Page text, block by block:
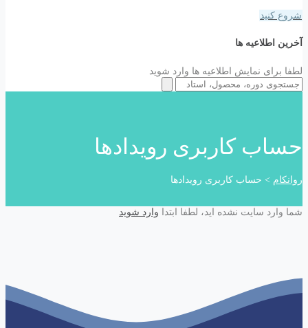
شروع کنید
آخرین اطلاعیه ها
لطفا برای نمایش اطلاعیه ها وارد شوید
حساب کاربری رویدادها
روانکام > حساب کاربری رویدادها
شما وارد سایت نشده اید، لطفا ابتدا وارد شوید